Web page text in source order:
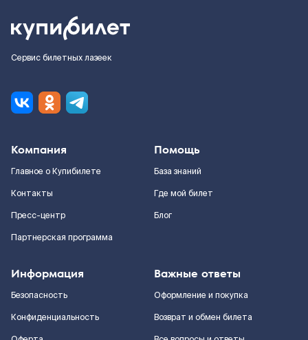
Сервис билетных лазеек
Компания
Главное о Купибилете
Контакты
Пресс-центр
Партнерская программа
Помощь
База знаний
Где мой билет
Блог
Информация
Безопасность
Конфиденциальность
Важные ответы
Оформление и покупка
Возврат и обмен билета